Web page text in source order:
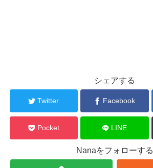
シェアする
Twitter Facebook
Pocket LINE
Nanaをフォローする